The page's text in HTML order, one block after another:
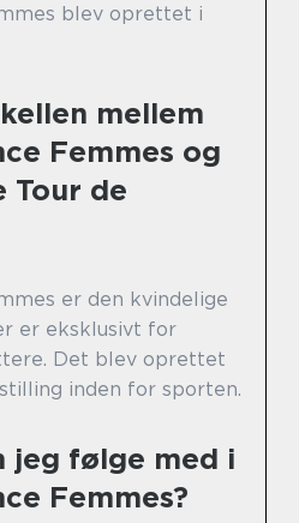
blev oprettet i
mellem
Femmes og
Tour de
er den kvindelige
er eksklusivt for
Det blev oprettet
inden for sporten.
jeg følge med i
Femmes?